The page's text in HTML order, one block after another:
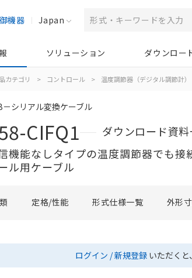
機器 Japan
ソリューション ダウンロー
カテゴリ > コントロール > 温度調節器（デジタル調節計）
－シリアル変換ケーブル
CIFQ1
ダウンロード資
機能なしタイプの温度調節器でも接
ル用ケーブル
定格/性能 形式仕様一覧 外形
ログイン / 新規登録 いただくと